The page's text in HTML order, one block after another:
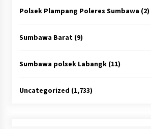
Polsek Plampang Poleres Sumbawa (2)
Sumbawa Barat(9)
Sumbawa polsek Labangk(11)
Uncategorized (1,733)